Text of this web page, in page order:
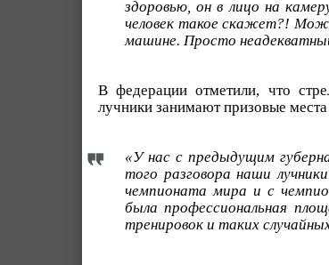
здоровью, он в лицо на
человек такое скажет?!
машине. Просто
В федерации отметили, что
лучники занимают призовые
«У нас с предыдущим
того разговора наши
чемпионата мира и с
была профессиональная
тренировок и таких